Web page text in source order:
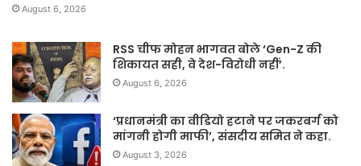
August 6, 2026
RSS चीफ मोहन भागवत बोले ‘Gen-Z की
शिकायत सही, वे देश-विरोधी नहीं’.
August 6, 2026
‘प्रधानमंत्री का वीडियो हटाने पर जकरबर्ग को
मांगनी होगी माफी’, संसदीय समित ने कहा.
August 3, 2026